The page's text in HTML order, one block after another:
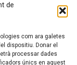
de
com ara galetes
dispositiu. Donar el
processar dades
únics en aquest